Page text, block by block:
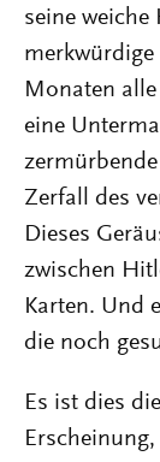
seine
Monaten alle
eine
Zerfall des
Dieses
zwischen
Karten. Und
die noch
Es ist dies